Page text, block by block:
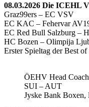
08.03.2026 Die ICEHL
Graz99ers – EC VSV
EC KAC – Fehervar
EC Red Bull Salzburg –
HC Bozen – Olimpija
Erster Spieltag der Best
ÖEHV Head
SUI – AUT
Jyske Bank Boxen,